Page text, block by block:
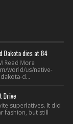
Dakota dies at 84
Read More
world/us/native-
d...
Drive
superlatives. It did
fashion, but still